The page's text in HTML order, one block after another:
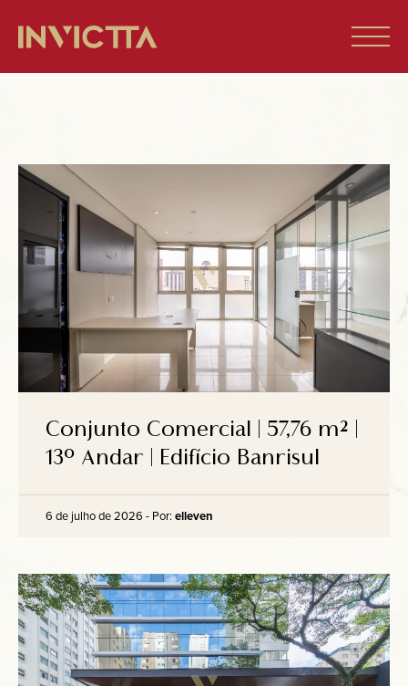
Imóveis à venda
Empreendimentos
Blog
Sobre nós
Anuncie
Contato
Conjunto Comercial | 57,76 m² |
13º Andar | Edifício Banrisul
6 de julho de 2026 - Por: elleven